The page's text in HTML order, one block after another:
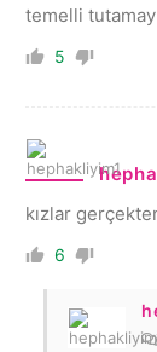
temelli
5
kızlar
6